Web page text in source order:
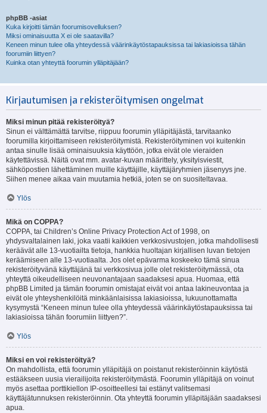
phpBB -asiat
Kuka kirjoitti tämän foorumisovelluksen?
Miksi ominaisuutta X ei ole saatavilla?
Keneen minun tulee olla yhteydessä väärinkäytöstapauksissa tai lakiasioissa tähän
foorumiin liittyen?
Kuinka otan yhteyttä foorumin ylläpitäjään?
Kirjautumisen ja rekisteröitymisen ongelmat
Miksi minun pitää rekisteröityä?
Sinun ei välttämättä tarvitse, riippuu foorumin ylläpitäjästä, tarvitaanko
foorumilla kirjoittamiseen rekisteröitymistä. Rekisteröityminen voi kuitenkin
antaa sinulle lisää ominaisuuksia käyttöön, jotka eivät ole vieraiden
käytettävissä. Näitä ovat mm. avatar-kuvan määrittely, yksityisviestit,
sähköpostien lähettäminen muille käyttäjille, käyttäjäryhmien jäsenyys jne.
Siihen menee aikaa vain muutamia hetkiä, joten se on suositeltavaa.
Ylös
Mikä on COPPA?
COPPA, tai Children’s Online Privacy Protection Act of 1998, on
yhdysvaltalainen laki, joka vaatii kaikkien verkkosivustojen, jotka mahdollisesti
keräävät alle 13-vuotiailta tietoja, hankkia huoltajan kirjallisen luvan tietojen
keräämiseen alle 13-vuotiaalta. Jos olet epävarma koskeeko tämä sinua
rekisteröityvänä käyttäjänä tai verkkosivua jolle olet rekisteröitymässä, ota
yhteyttä oikeudelliseen neuvonantajaan saadaksesi apua. Huomaa, että
phpBB Limited ja tämän foorumin omistajat eivät voi antaa lakineuvontaa ja
eivät ole yhteyshenkilöitä minkäänlaisissa lakiasioissa, lukuunottamatta
kysymystä “Keneen minun tulee olla yhteydessä väärinkäytöstapauksissa tai
lakiasioissa tähän foorumiin liittyen?”.
Ylös
Miksi en voi rekisteröityä?
On mahdollista, että foorumin ylläpitäjä on poistanut rekisteröinnin käytöstä
estääkseen uusia vierailijoita rekisteröitymästä. Foorumin ylläpitäjä on voinut
myös asettaa porttikiellon IP-osoitteellesi tai estänyt valitsemasi
käyttäjätunnuksen rekisteröinnin. Ota yhteyttä foorumin ylläpitäjään saadaksesi
apua.